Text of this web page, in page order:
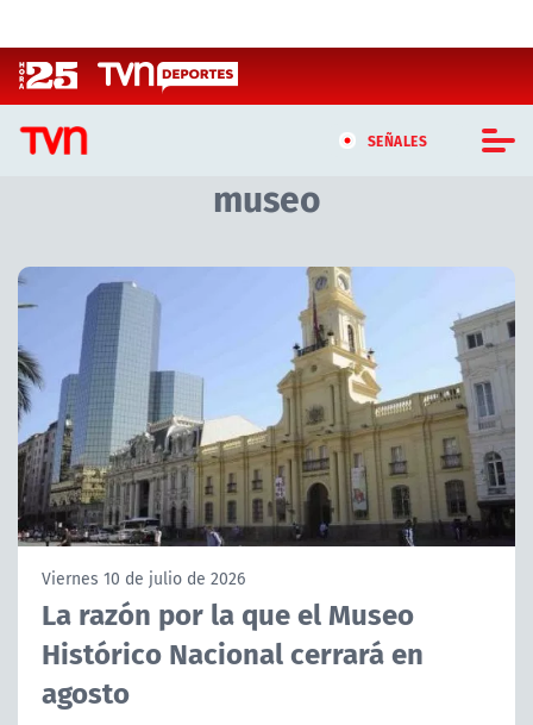
SEÑALES
CASTING MASTERCHEF CHILE
CASTING TVN VERTICAL
TVN VERTICAL
TVN PLAY
PROGRAMAS
TELESERIES
ACTUALIDAD Y TENDENCIAS
CORPORATIVO Y TRANSPARENCIA
museo
Artículos relacionados con museo
Viernes 10 de julio de 2026
La razón por la que el Museo
Histórico Nacional cerrará en
agosto